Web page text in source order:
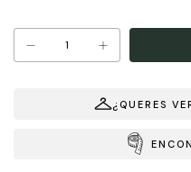
¿QUERES